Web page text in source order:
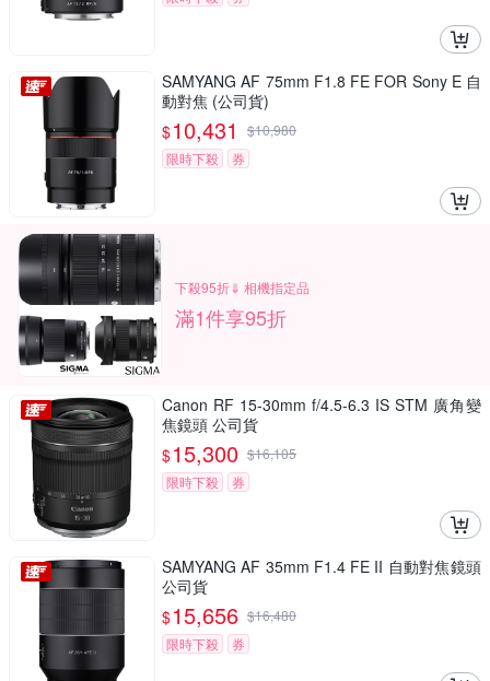
SAMYANG AF 75mm F1.8 FE FOR Sony E 自
動對焦 (公司貨)
$10,431 $10,980
限時下殺
券
下殺95折⇓ 相機指定品
滿1件享95折
Canon RF 15-30mm f/4.5-6.3 IS STM 廣角變
焦鏡頭 公司貨
$15,300 $16,105
限時下殺
券
SAMYANG AF 35mm F1.4 FE II 自動對焦鏡頭
公司貨
$15,656 $16,480
限時下殺
券